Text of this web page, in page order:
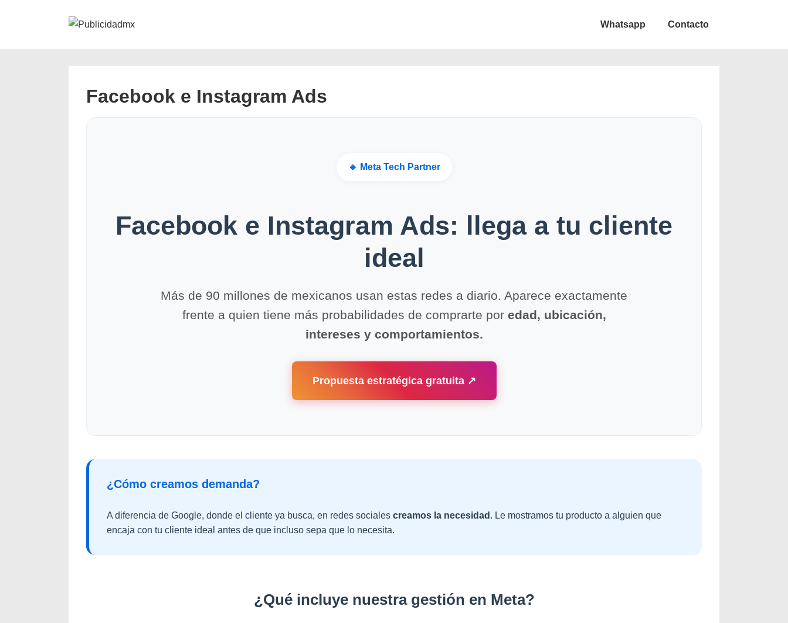
Whatsapp Contacto
Facebook e Instagram Ads
🔹 Meta Tech Partner
Facebook e Instagram Ads: llega a tu cliente
ideal
Más de 90 millones de mexicanos usan estas redes a diario. Aparece exactamente
frente a quien tiene más probabilidades de comprarte por edad, ubicación,
intereses y comportamientos.
Propuesta estratégica gratuita ↗
¿Cómo creamos demanda?
A diferencia de Google, donde el cliente ya busca, en redes sociales creamos la necesidad . Le mostramos tu producto a alguien que
encaja con tu cliente ideal antes de que incluso sepa que lo necesita.
¿Qué incluye nuestra gestión en Meta?